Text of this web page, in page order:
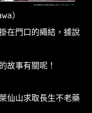
）
在門口的繩結，據說
故事有關呢！
仙山求取長生不老藥